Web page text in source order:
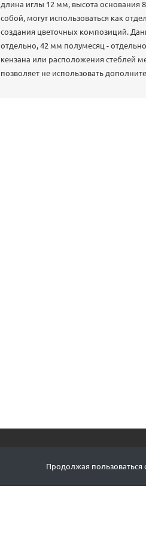
длина иглы 12 мм, высота основания
собой, могут использоваться как
создания цветочных композиций.
отдельно, 42 мм полумесяц -
кензана или расположения стеблей
позволяет не использовать
Продолжая пользоваться